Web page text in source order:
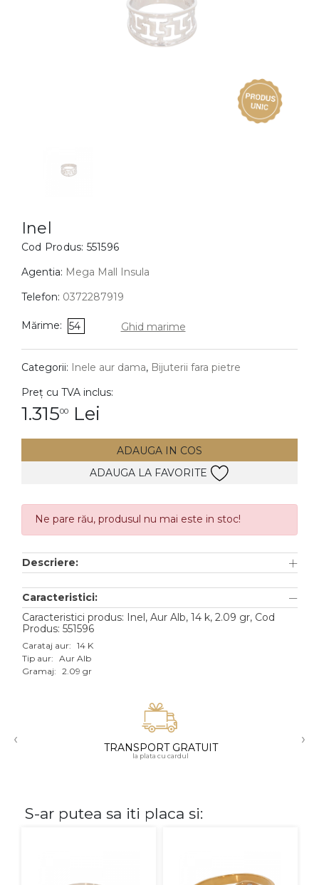
BIJUTERII COPII
Cercei
Bratari
Coliere
Lanturi
Pandantive
DIAMANTE Vezi toate
Cercei
Accesorii
TIP METAL
Aur galben
Aur alb
Aur roz
Aur mixt
18K
Inel
Cod Produs: 551596
Agentia: Mega Mall Insula
Telefon: 0372287919
Mărime: 54 Ghid marime
Categorii: Inele aur dama, Bijuterii fara pietre
Preț cu TVA inclus:
1.31500 Lei
ADAUGA IN COS
ADAUGA LA FAVORITE
Ne pare rău, produsul nu mai este in stoc!
Descriere:
Caracteristici:
Caracteristici produs: Inel, Aur Alb, 14 k, 2.09 gr, Cod
Produs: 551596
Carataj aur: 14 K
Tip aur: Aur Alb
Gramaj: 2.09 gr
‹ TRANSPORT GRATUIT
la plata cu cardul
›
S-ar putea sa iti placa si: